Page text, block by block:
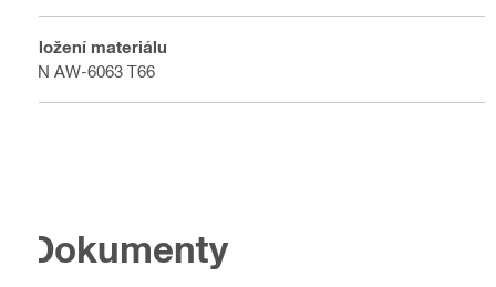
Složení materiálu
EN AW-6063 T66
Dokumenty